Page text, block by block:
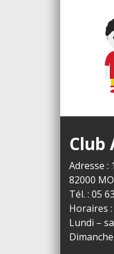
Club
Adresse :
82000
Tél. : 05
Horaires :
Lundi –